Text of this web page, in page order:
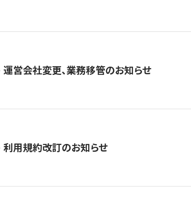
運営会社変更、業務移管のお知らせ
利用規約改訂のお知らせ